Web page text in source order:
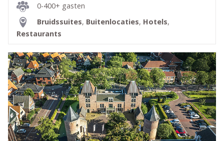
0-400+ gasten
Bruidssuites, Buitenlocaties, Hotels,
Restaurants